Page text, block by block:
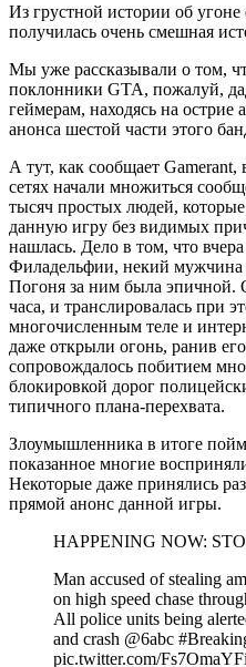
Из грустной истории об
получилась очень смешная
Мы уже рассказывали о том,
поклонники GTA, пожалуй,
геймерам, находясь на острие
анонса шестой части этого
А тут, как сообщает
сетях начали множиться
тысяч простых людей,
данную игру без видимых
нашлась. Дело в том, что
Филадельфии, некий
Погоня за ним была эпичной.
часа, и транслировалась при
многочисленным теле и
даже открыли огонь, ранив
сопровождалось побитием
блокировкой дорог
типичного плана-перехвата.
Злоумышленника в итоге
показанное многие
Некоторые даже принялись
прямой анонс данной игры.
HAPPENING NOW:
Man accused of stealing
on high speed chase
All police units being
and crash @6abc
pic.twitter.com/